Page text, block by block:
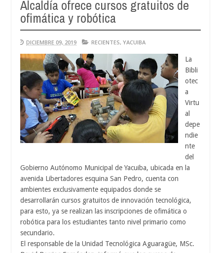
Alcaldía ofrece cursos gratuitos de
ofimática y robótica
DICIEMBRE 09, 2019 RECIENTES, YACUIBA
La
Bibli
otec
a
Virtu
al
depe
ndie
nte
del
Gobierno Autónomo Municipal de Yacuiba, ubicada en la
avenida Libertadores esquina San Pedro, cuenta con
ambientes exclusivamente equipados donde se
desarrollarán cursos gratuitos de innovación tecnológica,
para esto, ya se realizan las inscripciones de ofimática o
robótica para los estudiantes tanto nivel primario como
secundario.
El responsable de la Unidad Tecnológica Aguaragüe, MSc.